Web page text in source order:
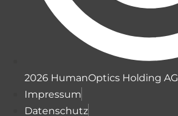
2026 HumanOptics Holding AG
Impressum
Datenschutz